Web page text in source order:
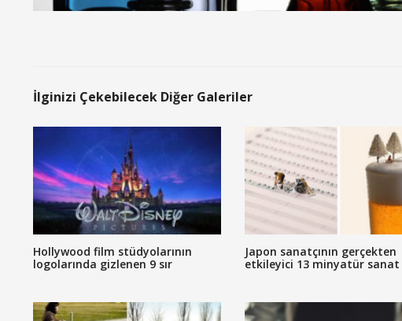
İlginizi Çekebilecek Diğer Galeriler
Hollywood film stüdyolarının
logolarında gizlenen 9 sır
Japon sanatçının gerçekten
etkileyici 13 minyatür sanat